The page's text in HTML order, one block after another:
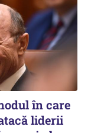
în care
liderii